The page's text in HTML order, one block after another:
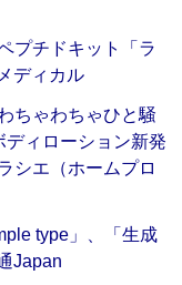
プチドキット「ラ
ディカル
ちゃわちゃひと騒
ディローション新発
シエ（ホームプロ
type」、「生成
Japan